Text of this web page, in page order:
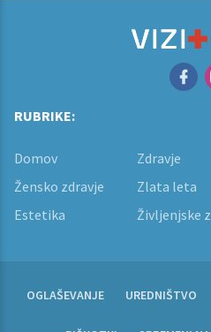
RUBRIKE:
Domov Zdravje
Žensko zdravje
Zlata leta
Estetika
Življenjske
OGLAŠEVANJE UREDNIŠTVO